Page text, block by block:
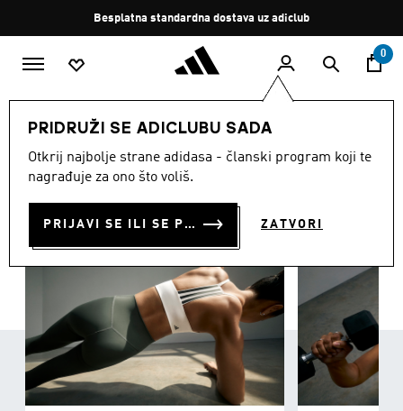
Zaustavi
rotaciju
Besplatna standardna dostava uz adiclub
0
PRIDRUŽI SE ADICLUBU SADA
Otkrij najbolje strane adidasa - članski program koji te
nagrađuje za ono što voliš.
PRIJAVI SE ILI SE PRIDRUŽI SADA ZATVORI
ŽENE Odjeća
ODJEĆA